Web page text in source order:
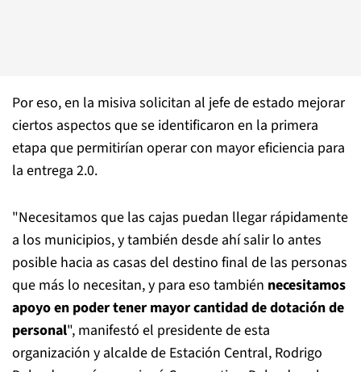
Por eso, en la misiva solicitan al jefe de estado mejorar
ciertos aspectos que se identificaron en la primera
etapa que permitirían operar con mayor eficiencia para
la entrega 2.0.
"Necesitamos que las cajas puedan llegar rápidamente
a los municipios, y también desde ahí salir lo antes
posible hacia as casas del destino final de las personas
que más lo necesitan, y para eso también necesitamos
apoyo en poder tener mayor cantidad de dotación de
personal", manifestó el presidente de esta
organización y alcalde de Estación Central, Rodrigo